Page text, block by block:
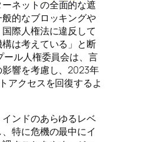
ネットの全面的な遮
的なブロッキングや
際人権法に違反して
は考えている」と断
ール人権委員会は、言
響を考慮し、2023年
アクセスを回復するよ
ンドのあらゆるレベ
特に危機の最中にイ